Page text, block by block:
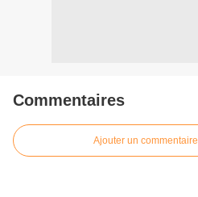
Commentaires
Ajouter un commentaire